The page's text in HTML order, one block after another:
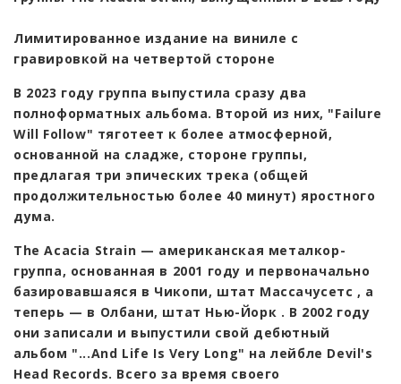
Лимитированное издание на виниле с
гравировкой на четвертой стороне
В 2023 году группа выпустила сразу два
полноформатных альбома. Второй из них, "Failure
Will Follow" тяготеет к более атмосферной,
основанной на сладже, стороне группы,
предлагая три эпических трека (общей
продолжительностью более 40 минут) яростного
дума.
The Acacia Strain — американская металкор-
группа, основанная в 2001 году и первоначально
базировавшаяся в Чикопи, штат Массачусетс , а
теперь — в Олбани, штат Нью-Йорк . В 2002 году
они записали и выпустили свой дебютный
альбом "...And Life Is Very Long" на лейбле Devil's
Head Records. Всего за время своего